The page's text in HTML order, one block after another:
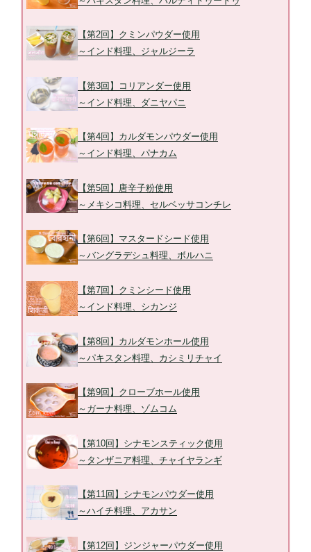
【第2回】クミンパウダー使用
～インド料理、ジャルジーラ
【第3回】コリアンダー使用
～インド料理、ダニヤパニ
【第4回】カルダモンパウダー使用
～インド料理、パナカム
【第5回】唐辛子粉使用
～メキシコ料理、セルベッサコンチレ
【第6回】マスタードシード使用
～バングラデシュ料理、ボルハニ
【第7回】クミンシード使用
～インド料理、シカンジ
【第8回】カルダモンホール使用
～パキスタン料理、カシミリチャイ
【第9回】クローブホール使用
～ガーナ料理、ゾムコム
【第10回】シナモンスティック使用
～タンザニア料理、チャイヤランギ
【第11回】シナモンパウダー使用
～ハイチ料理、アカサン
【第12回】ジンジャーパウダー使用